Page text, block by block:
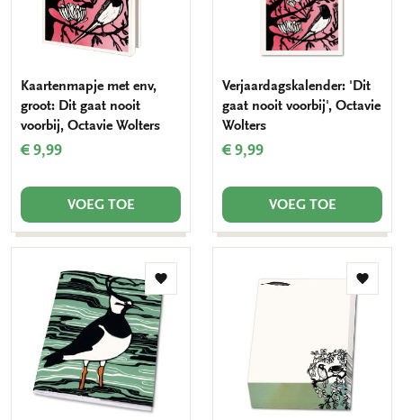
Kaartenmapje met env,
groot: Dit gaat nooit
voorbij, Octavie Wolters
€ 9,99
VOEG TOE
Verjaardagskalender: 'Dit
gaat nooit voorbij', Octavie
Wolters
€ 9,99
VOEG TOE
Toevoegen
aan
verlanglijst